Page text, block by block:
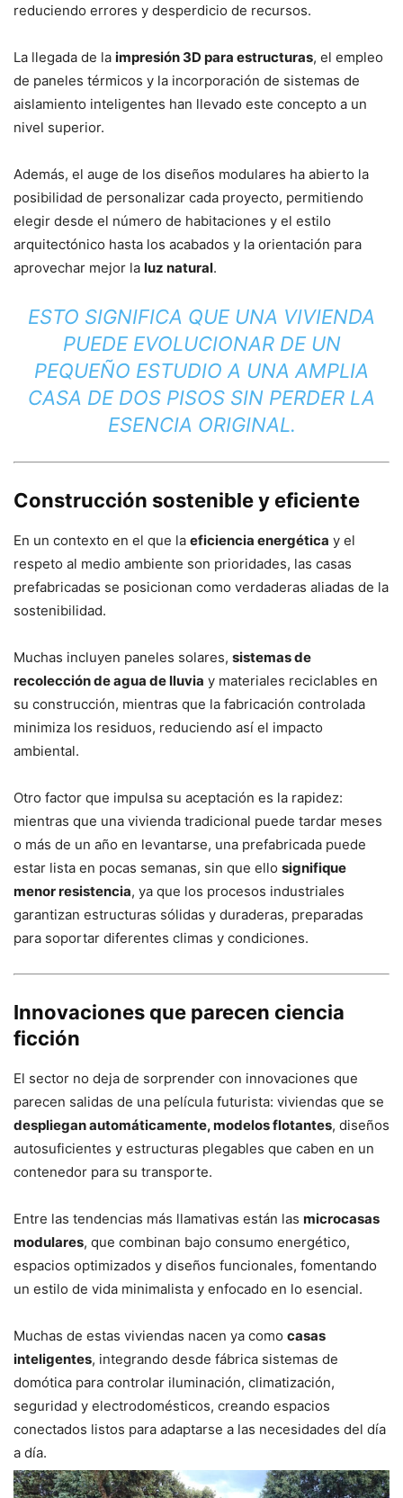
reduciendo errores y desperdicio de recursos.
La llegada de la impresión 3D para estructuras, el empleo
de paneles térmicos y la incorporación de sistemas de
aislamiento inteligentes han llevado este concepto a un
nivel superior.
Además, el auge de los diseños modulares ha abierto la
posibilidad de personalizar cada proyecto, permitiendo
elegir desde el número de habitaciones y el estilo
arquitectónico hasta los acabados y la orientación para
aprovechar mejor la luz natural.
ESTO SIGNIFICA QUE UNA VIVIENDA
PUEDE EVOLUCIONAR DE UN
PEQUEÑO ESTUDIO A UNA AMPLIA
CASA DE DOS PISOS SIN PERDER LA
ESENCIA ORIGINAL.
Construcción sostenible y eficiente
En un contexto en el que la eficiencia energética y el
respeto al medio ambiente son prioridades, las casas
prefabricadas se posicionan como verdaderas aliadas de la
sostenibilidad.
Muchas incluyen paneles solares, sistemas de
recolección de agua de lluvia y materiales reciclables en
su construcción, mientras que la fabricación controlada
minimiza los residuos, reduciendo así el impacto
ambiental.
Otro factor que impulsa su aceptación es la rapidez:
mientras que una vivienda tradicional puede tardar meses
o más de un año en levantarse, una prefabricada puede
estar lista en pocas semanas, sin que ello signifique
menor resistencia, ya que los procesos industriales
garantizan estructuras sólidas y duraderas, preparadas
para soportar diferentes climas y condiciones.
Innovaciones que parecen ciencia
ficción
El sector no deja de sorprender con innovaciones que
parecen salidas de una película futurista: viviendas que se
despliegan automáticamente, modelos flotantes, diseños
autosuficientes y estructuras plegables que caben en un
contenedor para su transporte.
Entre las tendencias más llamativas están las microcasas
modulares, que combinan bajo consumo energético,
espacios optimizados y diseños funcionales, fomentando
un estilo de vida minimalista y enfocado en lo esencial.
Muchas de estas viviendas nacen ya como casas
inteligentes, integrando desde fábrica sistemas de
domótica para controlar iluminación, climatización,
seguridad y electrodomésticos, creando espacios
conectados listos para adaptarse a las necesidades del día
a día.